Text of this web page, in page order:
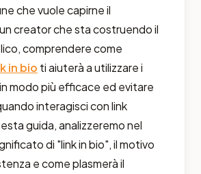
che vuole capirne il
creator che sta costruendo il
comprendere come
in bio ti aiuterà a utilizzare i
modo più efficace ed evitare
interagisci con link
guida, analizzeremo nel
di "link in bio", il motivo
e come plasmerà il